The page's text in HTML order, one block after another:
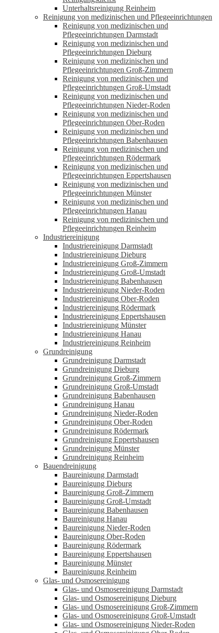
Unterhaltsreinigung Reinheim
Reinigung von medizinischen und Pflegeeinrichtungen
Reinigung von medizinischen und
Pflegeeinrichtungen Darmstadt
Reinigung von medizinischen und
Pflegeeinrichtungen Dieburg
Reinigung von medizinischen und
Pflegeeinrichtungen Groß-Zimmern
Reinigung von medizinischen und
Pflegeeinrichtungen Groß-Umstadt
Reinigung von medizinischen und
Pflegeeinrichtungen Nieder-Roden
Reinigung von medizinischen und
Pflegeeinrichtungen Ober-Roden
Reinigung von medizinischen und
Pflegeeinrichtungen Babenhausen
Reinigung von medizinischen und
Pflegeeinrichtungen Rödermark
Reinigung von medizinischen und
Pflegeeinrichtungen Eppertshausen
Reinigung von medizinischen und
Pflegeeinrichtungen Münster
Reinigung von medizinischen und
Pflegeeinrichtungen Hanau
Reinigung von medizinischen und
Pflegeeinrichtungen Reinheim
Industriereinigung
Industriereinigung Darmstadt
Industriereinigung Dieburg
Industriereinigung Groß-Zimmern
Industriereinigung Groß-Umstadt
Industriereinigung Babenhausen
Industriereinigung Nieder-Roden
Industriereinigung Ober-Roden
Industriereinigung Rödermark
Industriereinigung Eppertshausen
Industriereinigung Münster
Industriereinigung Hanau
Industriereinigung Reinheim
Grundreinigung
Grundreinigung Darmstadt
Grundreinigung Dieburg
Grundreinigung Groß-Zimmern
Grundreinigung Groß-Umstadt
Grundreinigung Babenhausen
Grundreinigung Hanau
Grundreinigung Nieder-Roden
Grundreinigung Ober-Roden
Grundreinigung Rödermark
Grundreinigung Eppertshausen
Grundreinigung Münster
Grundreinigung Reinheim
Bauendreinigung
Baureinigung Darmstadt
Baureinigung Dieburg
Baureinigung Groß-Zimmern
Baureinigung Groß-Umstadt
Baureinigung Babenhausen
Baureinigung Hanau
Baureinigung Nieder-Roden
Baureinigung Ober-Roden
Baureinigung Rödermark
Baureinigung Eppertshausen
Baureinigung Münster
Baureinigung Reinheim
Glas- und Osmosereinigung
Glas- und Osmosereinigung Darmstadt
Glas- und Osmosereinigung Dieburg
Glas- und Osmosereinigung Groß-Zimmern
Glas- und Osmosereinigung Groß-Umstadt
Glas- und Osmosereinigung Nieder-Roden